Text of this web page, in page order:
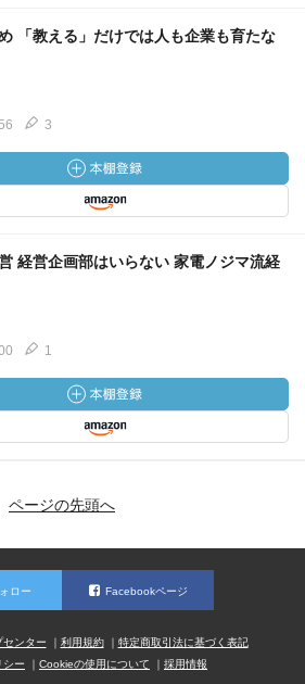
「教える」だけでは人も企業も育たな
3
経営企画部はいらない 家電ノジマ流経
1
ページの先頭へ
ロー Facebookページ
センター 利用規約
特定商取引法に基づく表記
シー
Cookieの使用について 採用情報